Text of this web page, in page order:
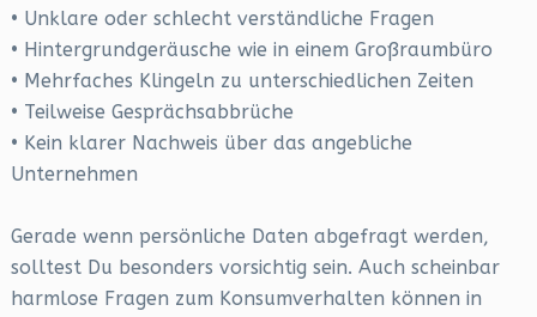
• Unklare oder schlecht verständliche Fragen
• Hintergrundgeräusche wie in einem Großraumbüro
• Mehrfaches Klingeln zu unterschiedlichen Zeiten
• Teilweise Gesprächsabbrüche
• Kein klarer Nachweis über das angebliche
Unternehmen
Gerade wenn persönliche Daten abgefragt werden,
solltest Du besonders vorsichtig sein. Auch scheinbar
harmlose Fragen zum Konsumverhalten können in